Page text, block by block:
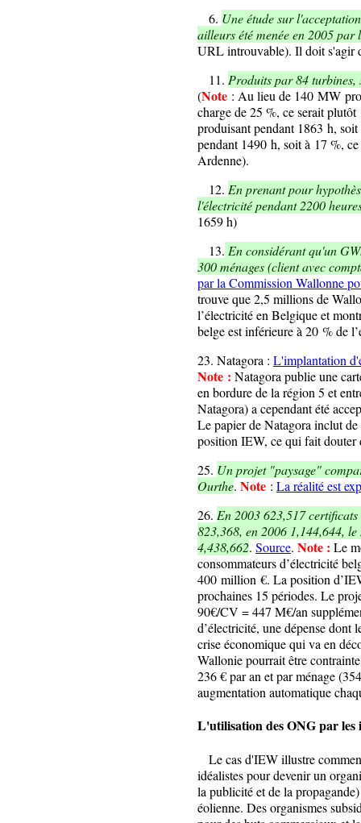
6. Une étude sur
ailleurs été menée en 2005
URL introuvable). Il doit s'agir
11. Produits par 84 turbines,
(Note : Au lieu de 140 MW
charge de 25 %, ce serait
produisant pendant 1863 h,
pendant 1490 h, soit à 17 %,
Ardenne).
12. En prenant pour
l'électricité pendant 2200
1659 h)
13. En considérant qu'un
300 ménages (client avec
par la Commission Wallonne
trouve que 2,5 millions de
l’électricité en Belgique et
belge est inférieure à 20 % de
23. Natagora : L'implantation
Note : Natagora publie une
en bordure de la région 5 et
Natagora) a cependant été
Le papier de Natagora inclut de
position IEW, ce qui fait douter
25. Un projet "paysage"
Ourthe. Note : La réalité est
26. En 2003 623,517
823,368, en 2006 1,144,644,
4,438,662. Source. Note : Le
consommateurs d’électricité
400 million €. La position
prochaines 15 périodes. Le
90€/CV = 447 M€/an
d’électricité, une dépense dont
crise économique qui va en
Wallonie pourrait être
236 € par an et par ménage
augmentation automatique
L'utilisation des ONG par les
Le cas d'IEW illustre
idéalistes pour devenir un
la publicité et de la
éolienne. Des organismes